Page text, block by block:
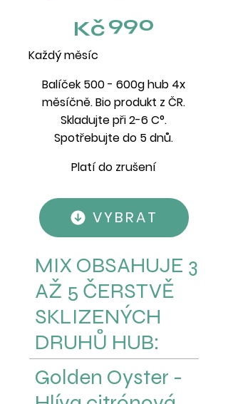
Kč990
Každý měsíc
Balíček 500 - 600g hub 4x
měsíčně. Bio produkt z ČR.
Skladujte při 2-6 C°.
Spotřebujte do 5 dnů.
Platí do zrušení
VYBRAT
MIX OBSAHUJE 3
AŽ 5 ČERSTVĚ
SKLIZENÝCH
DRUHŮ HUB:
Golden Oyster -